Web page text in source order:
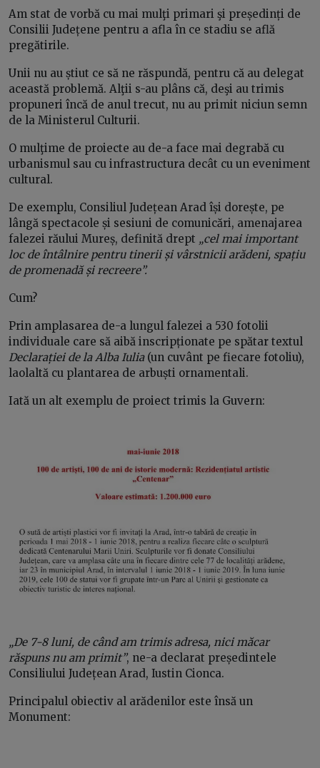
Am stat de vorbă cu mai mulţi primari şi președinți de
Consilii Județene pentru a afla în ce stadiu se află
pregătirile.
Unii nu au știut ce să ne răspundă, pentru că au delegat
această problemă. Alţii s-au plâns că, deşi au trimis
propuneri încă de anul trecut, nu au primit niciun semn
de la Ministerul Culturii.
O mulţime de proiecte au de-a face mai degrabă cu
urbanismul sau cu infrastructura decât cu un eveniment
cultural.
De exemplu, Consiliul Județean Arad își dorește, pe
lângă spectacole și sesiuni de comunicări, amenajarea
falezei răului Mureș, definită drept „cel mai important
loc de întâlnire pentru tinerii și vârstnicii arădeni, spațiu
de promenadă și recreere”.
Cum?
Prin amplasarea de-a lungul falezei a 530 fotolii
individuale care să aibă inscripționate pe spătar textul
Declarației de la Alba Iulia(un cuvânt pe fiecare fotoliu),
laolaltă cu plantarea de arbuști ornamentali.
Iată un alt exemplu de proiect trimis la Guvern:
„De 7-8 luni, de când am trimis adresa, nici măcar
răspuns nu am primit”, ne-a declarat președintele
Consiliului Județean Arad, Iustin Cionca.
Principalul obiectiv al arădenilor este însă un
Monument: